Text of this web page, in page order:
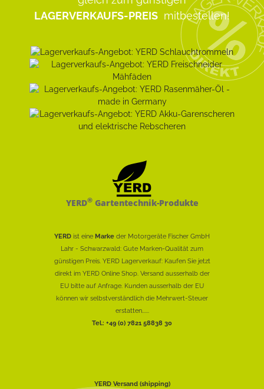
LAGERVERKAUFS-PREIS mitbestellen!
YERD®Gartentechnik-Produkte
YERD ist eine Marke der Motorgeräte Fischer GmbH
Lahr - Schwarzwald: Gute Marken-Qualität zum
günstigen Preis. YERD Lagerverkauf: Kaufen Sie jetzt
direkt im YERD Online Shop. Versand ausserhalb der
EU bitte auf Anfrage. Kunden ausserhalb der EU
können wir selbstverständlich die Mehrwert-Steuer
erstatten......
Tel.: +49 (0) 7821 58838 30
YERD Versand (shipping)